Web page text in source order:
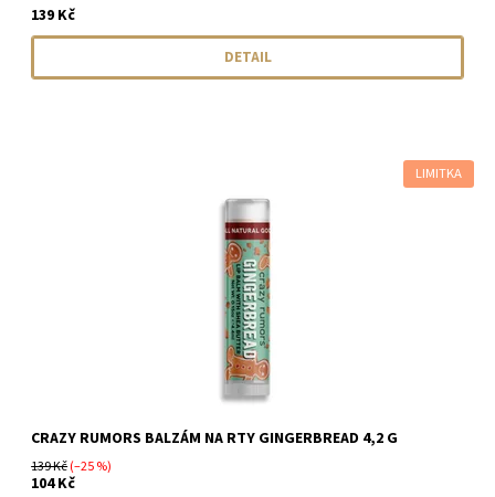
139 Kč
DETAIL
LIMITKA
CRAZY RUMORS BALZÁM NA RTY GINGERBREAD 4,2 G
139 Kč(–25 %)
104 Kč